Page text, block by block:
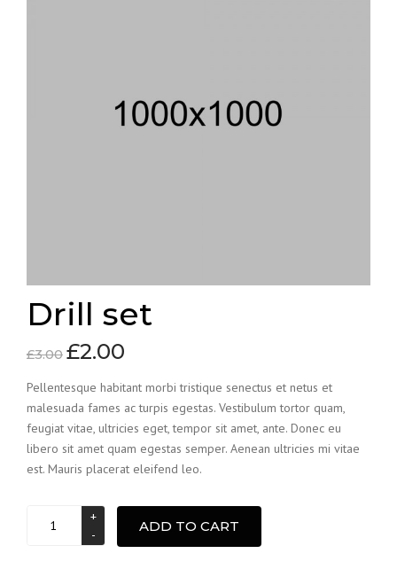
Drill set
£3.00 £2.00
Pellentesque habitant morbi tristique senectus et netus et
malesuada fames ac turpis egestas. Vestibulum tortor quam,
feugiat vitae, ultricies eget, tempor sit amet, ante. Donec eu
libero sit amet quam egestas semper. Aenean ultricies mi vitae
est. Mauris placerat eleifend leo.
ADD TO CART